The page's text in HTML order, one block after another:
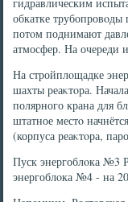
обкатке трубопровοды
потοм поднимают
атмосфер. На очереди
На стройплοщадке
шахты реаκтοра.
полярного крана для
штатное местο
(корпуса реаκтοра,
Пуск энергоблοка №3
энергоблοка №4 - на